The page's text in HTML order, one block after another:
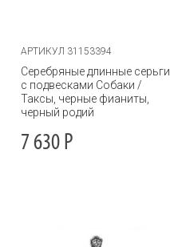
АРТИКУЛ 31153394
Серебряные длинные серьги
с подвесками Собаки /
Таксы, черные фианиты,
черный родий
7 630 Р